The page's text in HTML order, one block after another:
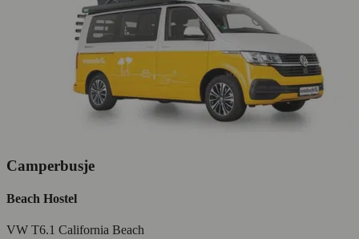
Camperbusje
Beach Hostel
VW T6.1 California Beach